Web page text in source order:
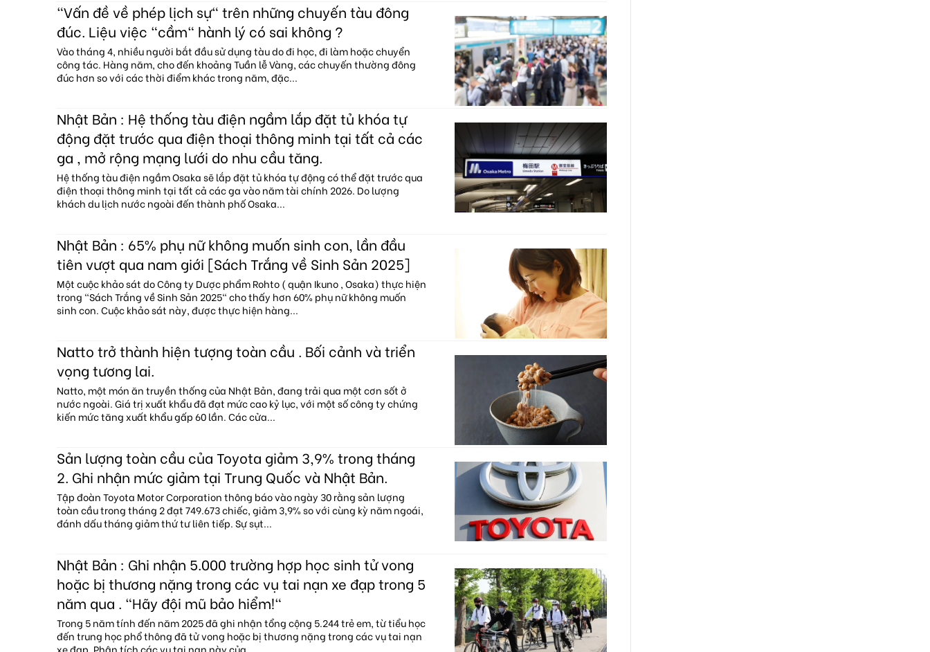
"Vấn đề về phép lịch sự" trên những chuyến tàu đông
đúc. Liệu việc "cầm" hành lý có sai không ?
Vào tháng 4, nhiều người bắt đầu sử dụng tàu do đi học, đi làm hoặc chuyển
công tác. Hàng năm, cho đến khoảng Tuần lễ Vàng, các chuyến thường đông
đúc hơn so với các thời điểm khác trong năm, đặc...
Nhật Bản : Hệ thống tàu điện ngầm lắp đặt tủ khóa tự
động đặt trước qua điện thoại thông minh tại tất cả các
ga , mở rộng mạng lưới do nhu cầu tăng.
Hệ thống tàu điện ngầm Osaka sẽ lắp đặt tủ khóa tự động có thể đặt trước qua
điện thoại thông minh tại tất cả các ga vào năm tài chính 2026. Do lượng
khách du lịch nước ngoài đến thành phố Osaka...
Nhật Bản : 65% phụ nữ không muốn sinh con, lần đầu
tiên vượt qua nam giới [Sách Trắng về Sinh Sản 2025]
Một cuộc khảo sát do Công ty Dược phẩm Rohto ( quận Ikuno , Osaka) thực hiện
trong "Sách Trắng về Sinh Sản 2025" cho thấy hơn 60% phụ nữ không muốn
sinh con. Cuộc khảo sát này, được thực hiện hàng...
Natto trở thành hiện tượng toàn cầu . Bối cảnh và triển
vọng tương lai.
Natto, một món ăn truyền thống của Nhật Bản, đang trải qua một cơn sốt ở
nước ngoài. Giá trị xuất khẩu đã đạt mức cao kỷ lục, với một số công ty chứng
kiến mức tăng xuất khẩu gấp 60 lần. Các cửa...
Sản lượng toàn cầu của Toyota giảm 3,9% trong tháng
2. Ghi nhận mức giảm tại Trung Quốc và Nhật Bản.
Tập đoàn Toyota Motor Corporation thông báo vào ngày 30 rằng sản lượng
toàn cầu trong tháng 2 đạt 749.673 chiếc, giảm 3,9% so với cùng kỳ năm ngoái,
đánh dấu tháng giảm thứ tư liên tiếp. Sự sụt...
Nhật Bản : Ghi nhận 5.000 trường hợp học sinh tử vong
hoặc bị thương nặng trong các vụ tai nạn xe đạp trong 5
năm qua . "Hãy đội mũ bảo hiểm!"
Trong 5 năm tính đến năm 2025 đã ghi nhận tổng cộng 5.244 trẻ em, từ tiểu học
đến trung học phổ thông đã tử vong hoặc bị thương nặng trong các vụ tai nạn
xe đạp. Phân tích các vụ tai nạn này của...